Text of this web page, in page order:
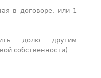
в договоре, или 1
долю другим
собственности)